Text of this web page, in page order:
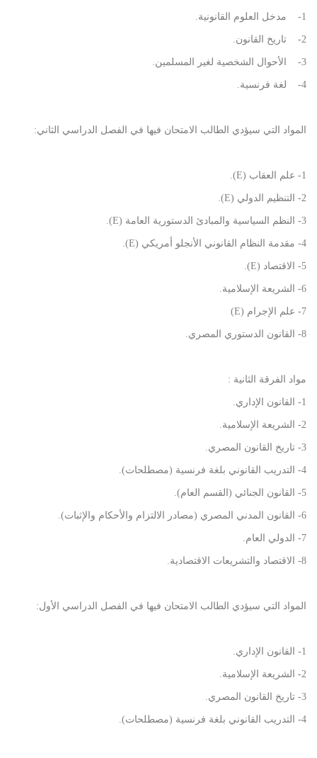
1- مدخل العلوم القانونية.
2- تاريخ القانون.
3- الأحوال الشخصية لغير المسلمين.
4- لغة فرنسية.
المواد التي سيؤدي الطالب الامتحان فيها في الفصل الدراسي الثاني:
1- علم العقاب (E).
2- التنظيم الدولي (E).
3- النظم السياسية والمبادئ الدستورية العامة (E).
4- مقدمة النظام القانوني الأنجلو أمريكي (E).
5- الاقتصاد (E).
6- الشريعة الإسلامية.
7- علم الإجرام (E)
8- القانون الدستوري المصري.
مواد الفرقة الثانية :
1- القانون الإداري.
2- الشريعة الإسلامية.
3- تاريخ القانون المصري.
4- التدريب القانوني بلغة فرنسية (مصطلحات).
5- القانون الجنائي (القسم العام).
6- القانون المدني المصري (مصادر الالتزام والأحكام والإثبات).
7- الدولي العام.
8- الاقتصاد والتشريعات الاقتصادية.
المواد التي سيؤدي الطالب الامتحان فيها في الفصل الدراسي الأول:
1- القانون الإداري.
2- الشريعة الإسلامية.
3- تاريخ القانون المصري.
4- التدريب القانوني بلغة فرنسية (مصطلحات).